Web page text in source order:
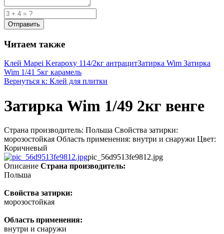
Читаем также
Клей Mapei Kerapoxy 114/2кг антрацитЗатирка Wim Затирка
Wim 1/41 5кг карамель
Вернуться к: Клей для плитки
Затирка Wim 1/49 2кг венге
Страна производитель: Польша Свойства затирки:
морозостойкая Область применения: внутри и снаружи Цвет:
Коричневый
pic_56d9513fe9812.jpg
Описание Страна производитель:
Польша
Свойства затирки:
морозостойкая
Область применения:
внутри и снаружи